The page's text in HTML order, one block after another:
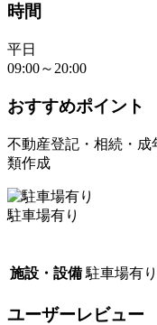
時間
平日
09:00～20:00
おすすめポイント
不動産登記・相続・
類作成
駐車場有り
施設・設備 駐車場有り
ユーザーレビュー